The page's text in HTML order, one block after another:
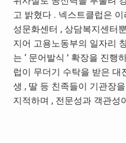
고 밝혔다 . 넥스트클럽은
성문화센터 , 상담복지센터
지어 고용노동부의 일자리
는 ‘문어발식 ’ 확장을 진행
럽이 무더기 수탁을 받은 대
생 , 딸 등 친족들이 기관장
지적하며 , 전문성과 객관성